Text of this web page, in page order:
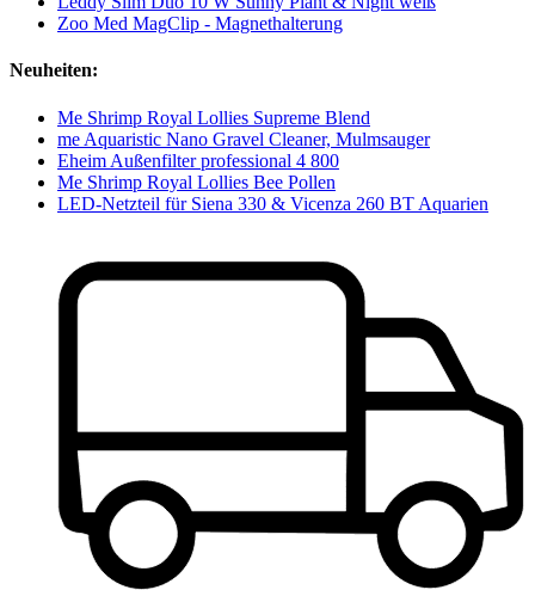
Zoo Med MagClip - Magnethalterung
Neuheiten:
Me Shrimp Royal Lollies Supreme Blend
me Aquaristic Nano Gravel Cleaner, Mulmsauger
Eheim Außenfilter professional 4 800
Me Shrimp Royal Lollies Bee Pollen
LED-Netzteil für Siena 330 & Vicenza 260 BT Aquarien